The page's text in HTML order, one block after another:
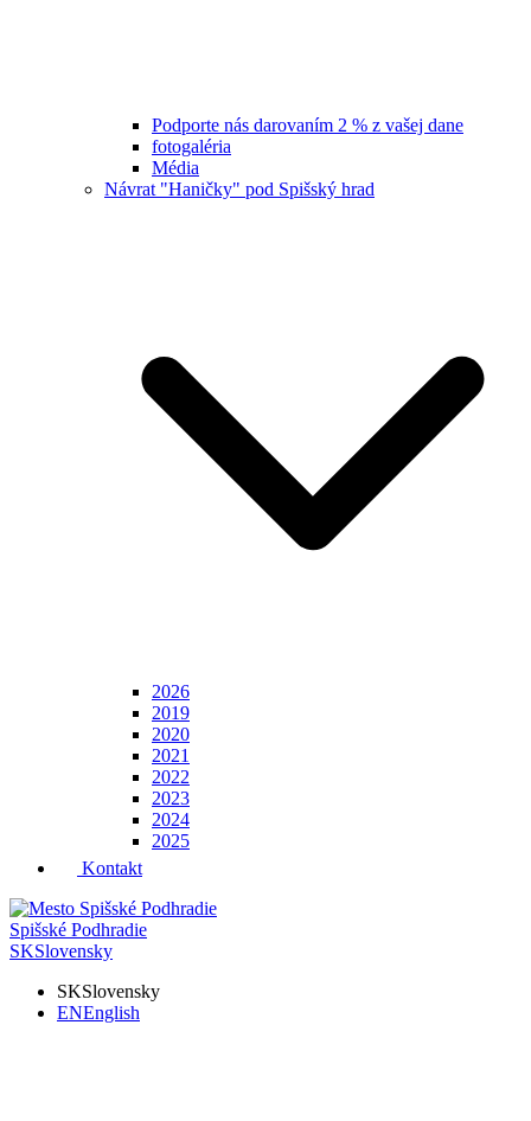
Podporte nás darovaním 2 % z vašej dane
fotogaléria
Média
Návrat "Haničky" pod Spišský hrad
2026
2019
2020
2021
2022
2023
2024
2025
Kontakt
Spišské Podhradie
SKSlovensky
SKSlovensky
ENEnglish